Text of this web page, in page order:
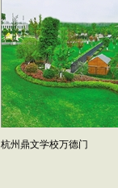
杭州鼎文学校万德门